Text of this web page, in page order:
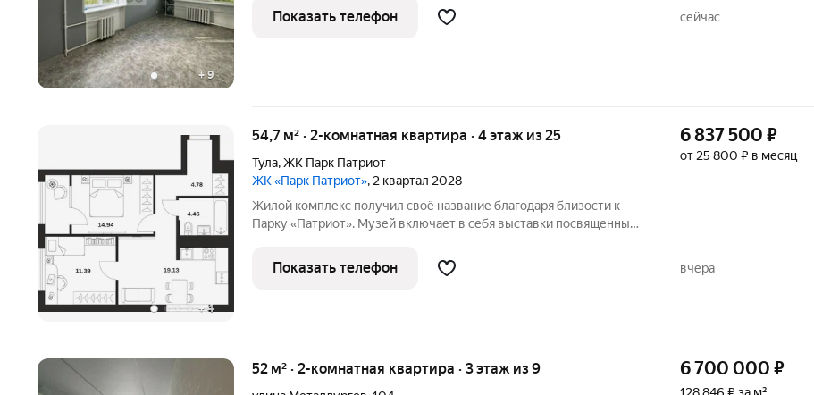
+9
вам уютную квартиру на ул. Кутузова, 110А. Это идеальный
вариант для тех,
Показать телефон сейчас
+4
54,7 м² · 2-комнатная квартира · 4 этаж из 25
Тула,ЖК Парк Патриот
ЖК «Парк Патриот», 2 квартал 2028
Жилой комплекс получил своё название благодаря близости к
Парку «Патриот». Музей включает в себя выставки посвященные
оружейников, а также центр посвященный робототехнике и
технологиям.
6 837 500 ₽
от 25 800 ₽ в месяц
Показать телефон вчера
52 м² · 2-комнатная квартира · 3 этаж из 9 6 700 000 ₽